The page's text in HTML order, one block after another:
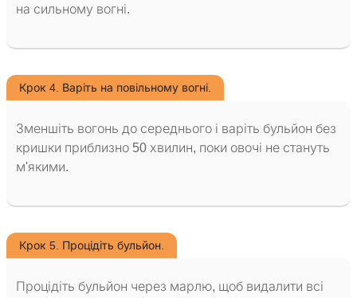
на сильному вогні.
Крок 4. Варіть на повільному вогні.
Зменшіть вогонь до середнього і варіть бульйон без
кришки приблизно 50 хвилин, поки овочі не стануть
м'якими.
Крок 5. Процідіть бульйон.
Процідіть бульйон через марлю, щоб видалити всі